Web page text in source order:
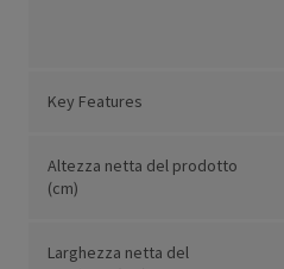
Key Features
Altezza netta del prodotto
(cm)
Larghezza netta del